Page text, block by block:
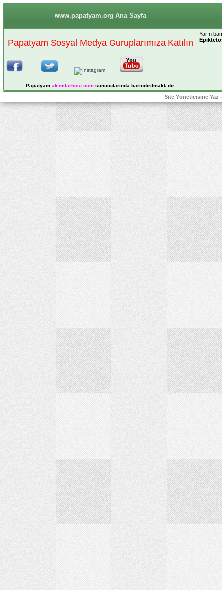
www.papatyam.org Ana Sayfa
Papatyam Sosyal Medya Guruplarımıza Katılın
Papatyam alemdarhost.comsunucularında barındırılmaktadır.
Yarın
Site Yöneticisine Yaz